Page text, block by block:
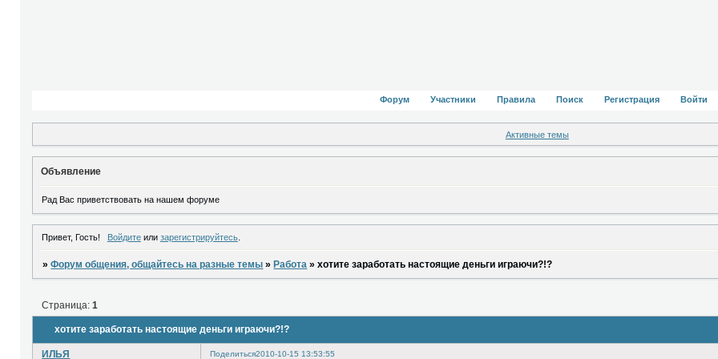
Форум Участники Правила Поиск Регистрация Войти
Активные темы
Объявление
Рад Вас приветствовать на нашем форуме
Привет, Гость! Войдитеили зарегистрируйтесь.
»Форум общения, общайтесь на разные темы »Работа »хотите заработать настоящие деньги играючи?!?
хотите заработать настоящие деньги играючи?!?
Страница:1
Поделиться2010-10-15 13:53:55
ИЛЬЯ